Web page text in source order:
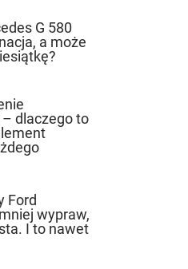
G 580
a może
dlaczego to
Ford
wypraw,
I to nawet